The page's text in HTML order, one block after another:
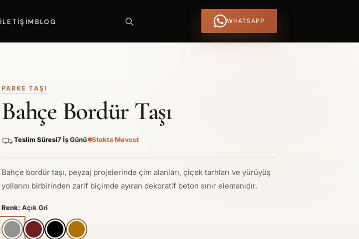
İLETIŞIM BLOG WHATSAPP
PARKE TAŞI
Bahçe Bordür Taşı
Teslim Süresi7 İş Günü Stokta Mevcut
Bahçe bordür taşı, peyzaj projelerinde çim alanları, çiçek tarhları ve yürüyüş
yollarını birbirinden zarif biçimde ayıran dekoratif beton sınır elemanıdır.
Renk: Açık Gri